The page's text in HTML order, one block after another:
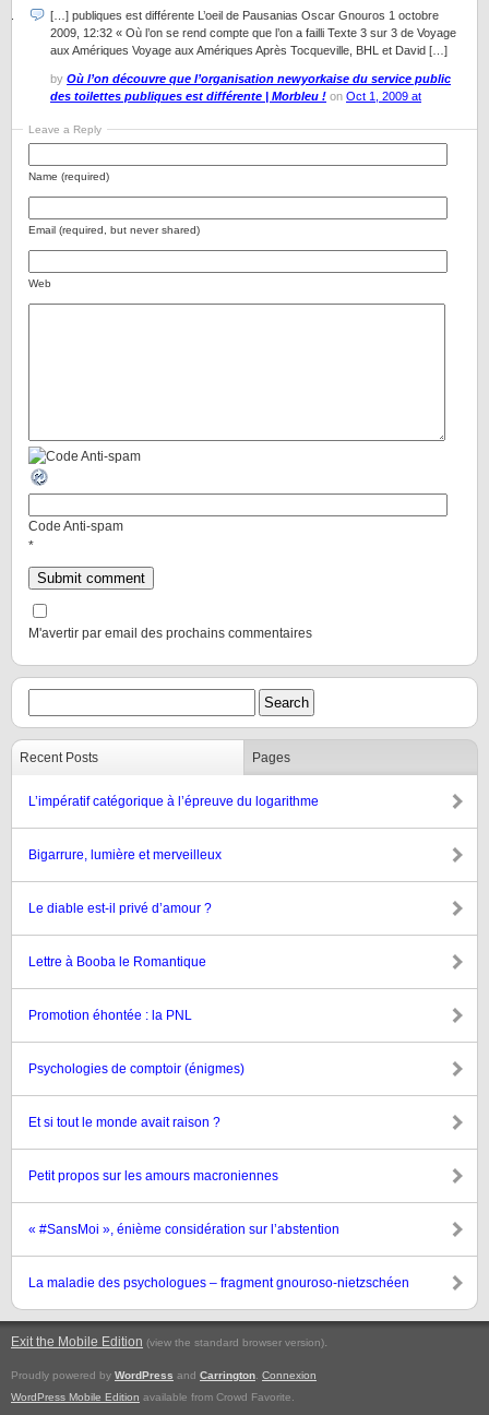
[…] publiques est différente L’oeil de Pausanias Oscar Gnouros 1 octobre
2009, 12:32 « Où l’on se rend compte que l’on a failli Texte 3 sur 3 de Voyage
aux Amériques Voyage aux Amériques Après Tocqueville, BHL et David […]
by Où l’on découvre que l’organisation newyorkaise du service public
des toilettes publiques est différente | Morbleu ! on Oct 1, 2009 at
Leave a Reply
Name (required)
Email (required, but never shared)
Web
Code Anti-spam
*
M'avertir par email des prochains commentaires
Recent Posts Pages
L’impératif catégorique à l’épreuve du logarithme
Bigarrure, lumière et merveilleux
Le diable est-il privé d’amour ?
Lettre à Booba le Romantique
Promotion éhontée : la PNL
Psychologies de comptoir (énigmes)
Et si tout le monde avait raison ?
Petit propos sur les amours macroniennes
« #SansMoi », énième considération sur l’abstention
La maladie des psychologues – fragment gnouroso-nietzschéen
Exit the Mobile Edition (view the standard browser version).
Proudly powered by WordPress and Carrington Connexion
WordPress Mobile Edition available from Crowd Favorite.